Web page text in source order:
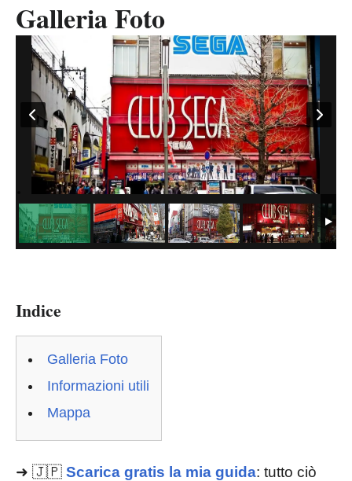
Galleria Foto
Indice
Galleria Foto
Informazioni utili
Mappa
➜ 🇯🇵 Scarica gratis la mia guida: tutto ciò